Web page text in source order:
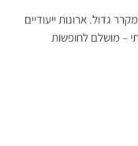
גדול. ארונות ייעודיים
– מושלם לחופשות